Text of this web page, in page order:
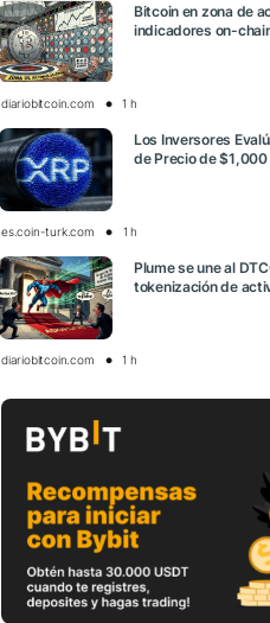
Bitcoin en zona de
indicadores on-
diariobitcoin.com 1 h
Los Inversores
de Precio de $1,000
es.coin-turk.com 1 h
Plume se une al
tokenización de
diariobitcoin.com 1 h